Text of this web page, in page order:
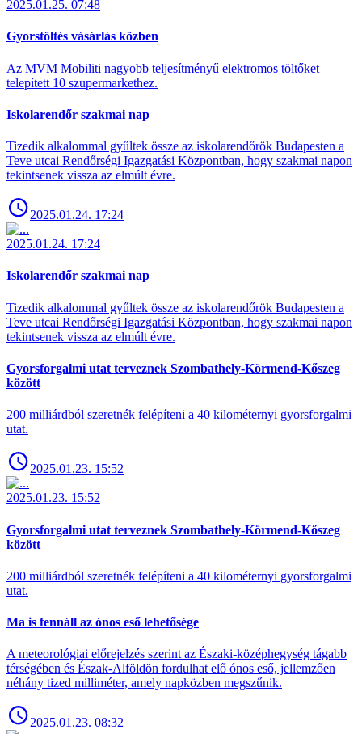
2025.01.25. 07:48
Gyorstöltés vásárlás közben
Az MVM Mobiliti nagyobb teljesítményű elektromos töltőket
telepített 10 szupermarkethez.
Iskolarendőr szakmai nap
Tizedik alkalommal gyűltek össze az iskolarendőrök Budapesten a
Teve utcai Rendőrségi Igazgatási Központban, hogy szakmai napon
tekintsenek vissza az elmúlt évre.
2025.01.24. 17:24
2025.01.24. 17:24
Iskolarendőr szakmai nap
Tizedik alkalommal gyűltek össze az iskolarendőrök Budapesten a
Teve utcai Rendőrségi Igazgatási Központban, hogy szakmai napon
tekintsenek vissza az elmúlt évre.
Gyorsforgalmi utat terveznek Szombathely-Körmend-Kőszeg
között
200 milliárdból szeretnék felépíteni a 40 kilométernyi gyorsforgalmi
utat.
2025.01.23. 15:52
2025.01.23. 15:52
Gyorsforgalmi utat terveznek Szombathely-Körmend-Kőszeg
között
200 milliárdból szeretnék felépíteni a 40 kilométernyi gyorsforgalmi
utat.
Ma is fennáll az ónos eső lehetősége
A meteorológiai előrejelzés szerint az Északi-középhegység tágabb
térségében és Észak-Alföldön fordulhat elő ónos eső, jellemzően
néhány tized milliméter, amely napközben megszűnik.
2025.01.23. 08:32